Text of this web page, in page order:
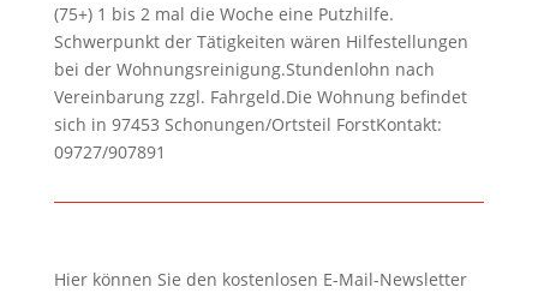
(75+) 1 bis 2 mal die Woche eine Putzhilfe.
Schwerpunkt der Tätigkeiten wären Hilfestellungen
bei der Wohnungsreinigung.Stundenlohn nach
Vereinbarung zzgl. Fahrgeld.Die Wohnung befindet
sich in 97453 Schonungen/Ortsteil ForstKontakt:
09727/907891
Hier können Sie den kostenlosen E-Mail-Newsletter